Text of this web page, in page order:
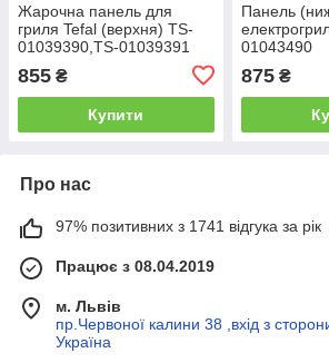
Жарочна панель для
гриля Tefal (верхня) TS-
01039390,TS-01039391
855 ₴
Купити
Панель
01043490
875₴
Про нас
97% позитивних з 1741 відгука за рік
Працює з 08.04.2019
м. Львів
пр.Червоної калини 38 ,вхід з
Україна